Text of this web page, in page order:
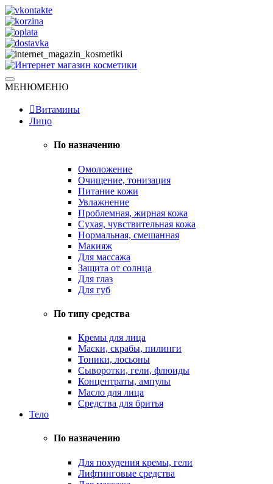
Skip
to
content
Интернет магазин косметики
Натуральная косметика
МЕНЮМЕНЮ
Витамины
Лицо
По назначению
Омоложение
Очищение, тонизация
Питание кожи
Увлажнение
Проблемная, жирная кожа
Сухая, чувствительная кожа
Нормальная, смешанная
Макияж
Для массажа
Защита от солнца
Для глаз
Для губ
По типу средства
Кремы для лица
Маски, скрабы, пилинги
Тоники, лосьоны
Сыворотки, гели, флюиды
Концентраты, ампулы
Масло для лица
Средства для бритья
Тело
По назначению
Для похудения кремы, гели
Лифтинговые средства